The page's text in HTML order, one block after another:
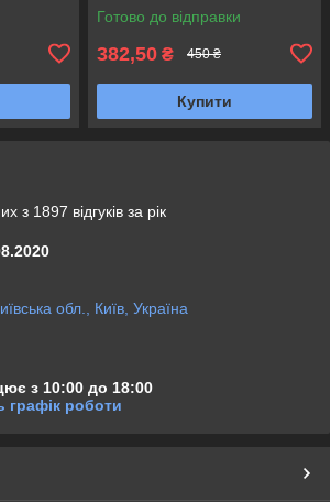
Готово до відправки
382,50 ₴ 450 ₴
Купити
з 1897 відгуків за рік
обл., Київ, Україна
з 10:00 до 18:00
графік роботи